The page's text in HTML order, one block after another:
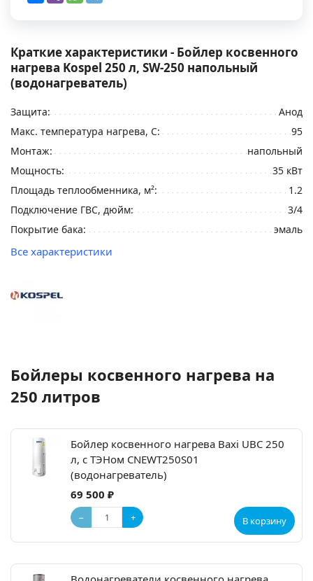
Краткие характеристики - Бойлер косвенного
нагрева Kospel 250 л, SW-250 напольный
(водонагреватель)
Защита:
Анод
Макс. температура нагрева, C:
95
Монтаж:
напольный
Мощность:
35 кВт
Площадь теплообменника, м²:
1.2
Подключение ГВС, дюйм:
3/4
Покрытие бака:
эмаль
Все характеристики
Бойлеры косвенного нагрева на
250 литров
Бойлер косвенного нагрева Baxi UBC 250
л, с ТЭНом CNEWT250S01
(водонагреватель)
69 500 ₽
− + В корзину